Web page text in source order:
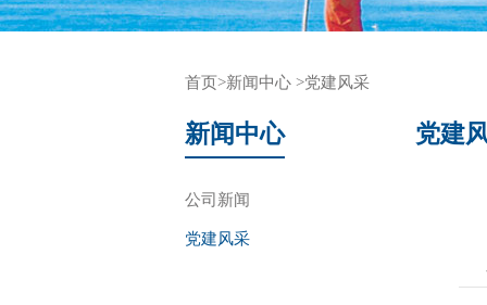
首页>新闻中心 >党建风采
新闻中心
公司新闻
党建风采
党建